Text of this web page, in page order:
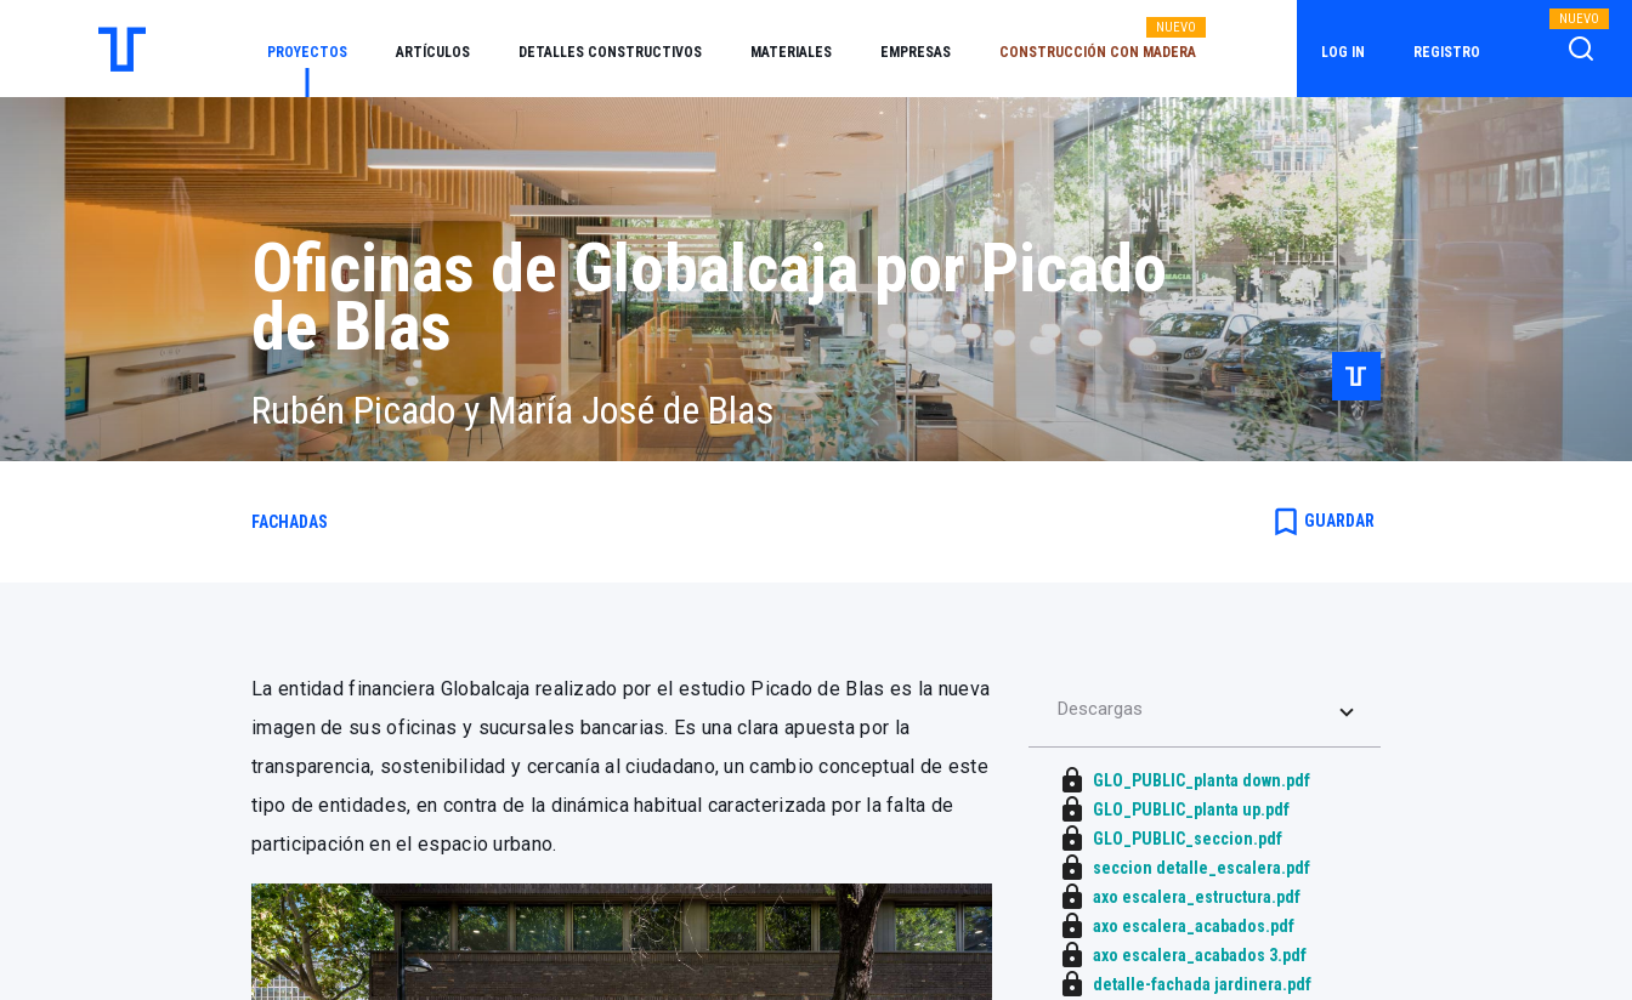
PROYECTOS ARTÍCULOS DETALLES CONSTRUCTIVOS MATERIALES EMPRESAS CONSTRUCCIÓN CON MADERA
NUEVO
LOG IN REGISTRO
NUEVO
Oficinas de Globalcaja por Picado
de Blas
Rubén Picado y María José de Blas
FACHADAS bookmark_border GUARDAR
La entidad financiera Globalcaja realizado por el estudio Picado de Blas es la nueva
imagen de sus oficinas y sucursales bancarias. Es una clara apuesta por la
transparencia, sostenibilidad y cercanía al ciudadano, un cambio conceptual de este
tipo de entidades, en contra de la dinámica habitual caracterizada por la falta de
participación en el espacio urbano.
Descargas
lock GLO_PUBLIC_planta down.pdf
lock GLO_PUBLIC_planta up.pdf
lock GLO_PUBLIC_seccion.pdf
lock seccion detalle_escalera.pdf
lock axo escalera_estructura.pdf
lock axo escalera_acabados.pdf
lock axo escalera_acabados 3.pdf
lock detalle-fachada jardinera.pdf